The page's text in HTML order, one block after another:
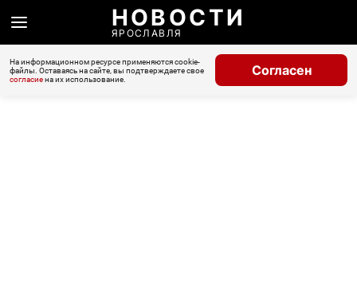
НОВОСТИ
ЯРОСЛАВЛЯ
На информационном ресурсе применяются cookie-
файлы. Оставаясь на сайте, вы подтверждаете свое
согласиена их использование.
Согласен